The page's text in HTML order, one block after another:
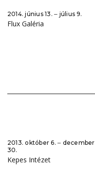
2014. június 13. ‒ július 9.
Flux Galéria
2013. október 6. ‒ december
30.
Kepes Intézet